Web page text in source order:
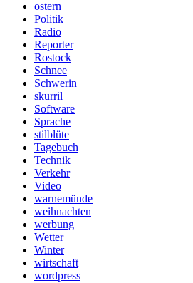
ostern
Politik
Radio
Reporter
Rostock
Schnee
Schwerin
skurril
Software
Sprache
stilblüte
Tagebuch
Technik
Verkehr
Video
warnemünde
weihnachten
werbung
Wetter
Winter
wirtschaft
wordpress